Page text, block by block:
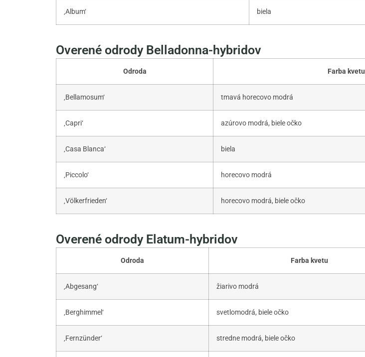
‚Album‘ biela
Overené odrody Belladonna-hybridov
Odroda Farba kvetu
‚Bellamosum‘ tmavá horecovo modrá
‚Capri‘ azúrovo modrá, biele očko
‚Casa Blanca‘ biela
‚Piccolo‘ horecovo modrá
‚Völkerfrieden‘ horecovo modrá, biele očko
Overené odrody Elatum-hybridov
Odroda Farba kvetu
‚Abgesang‘ žiarivo modrá
‚Berghimmel‘ svetlomodrá, biele očko
‚Fernzünder‘ stredne modrá, biele očko